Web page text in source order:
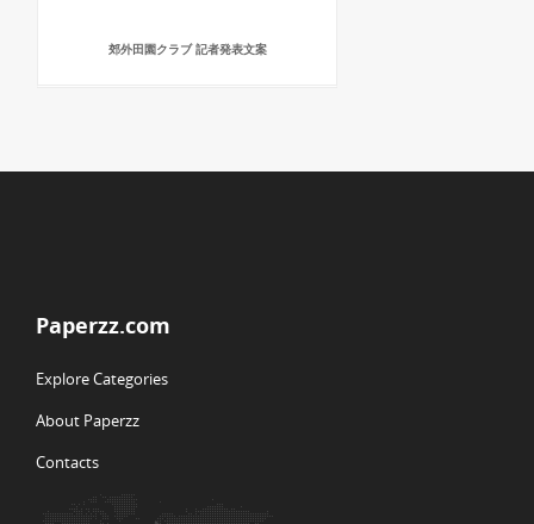
郊外田園クラブ 記者発表文案
Paperzz.com
Explore Categories
About Paperzz
Contacts